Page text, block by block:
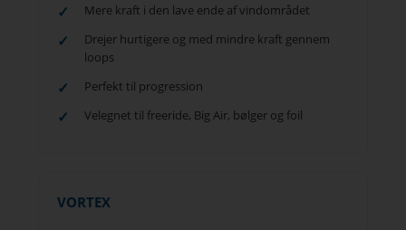
Mere kraft i den lave ende af vindområdet
Drejer hurtigere og med mindre kraft gennem
loops
Perfekt til progression
Velegnet til freeride, Big Air, bølger og foil
VORTEX